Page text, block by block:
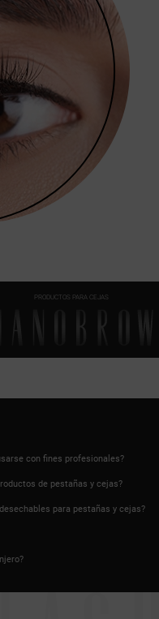
PRODUCTOS PARA CEJAS
con fines profesionales?
de pestañas y cejas?
para pestañas y cejas?